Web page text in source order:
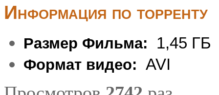
Информация по торренту
Размер Фильма: 1,45 ГБ
Формат видео: AVI